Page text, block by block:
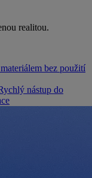
realitou.
bez použití
nástup do